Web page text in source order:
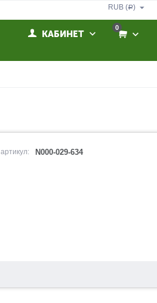
RUB (Р)
КАБИНЕТ
0
артикул: N000-029-634